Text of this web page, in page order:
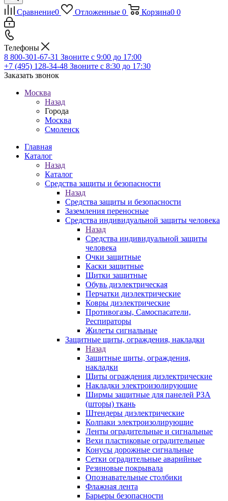
Сравнение0 Отложенные 0 Корзина0 0
Телефоны
8 800-301-67-31 Звоните с 9:00 до 17:00
+7 (495) 128-34-48 Звоните с 8:30 до 17:30
Заказать звонок
Москва
Назад
Города
Москва
Смоленск
Главная
Каталог
Назад
Каталог
Средства защиты и безопасности
Назад
Средства защиты и безопасности
Заземления переносные
Средства индивидуальной защиты человека
Назад
Средства индивидуальной защиты
человека
Очки защитные
Каски защитные
Щитки защитные
Обувь диэлектрическая
Перчатки диэлектрические
Ковры диэлектрические
Противогазы, Самоспасатели,
Респираторы
Жилеты сигнальные
Защитные щиты, ограждения, накладки
Назад
Защитные щиты, ограждения,
накладки
Щиты ограждения диэлектрические
Накладки электроизолирующие
Ширмы защитные для панелей РЗА
(шторы) ткань
Штендеры диэлектрические
Колпаки электроизолирующие
Ленты оградительные и сигнальные
Вехи пластиковые оградительные
Конусы дорожные сигнальные
Сетки оградительные аварийные
Резиновые покрывала
Опознавательные столбики
Флажная лента
Барьеры безопасности